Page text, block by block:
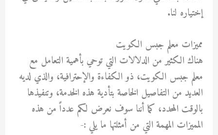
إختياره لنا.
مميزات معلم جبس الكويت
هناك الكثير من الدلالات التي توحي بأهمية التعامل مع
معلم جبس الكويت، ذو الكفاءة والإحترافية، والذي لديه
العديد من التفاصيل الخاصة بتأدية هذه الخدمة، وتنفيذها
بالوقت المحدد، كما أننا سوف نعرض لكم عدداً من هذه
المميزات المهمة التي من أمثلتها ما يلي :-